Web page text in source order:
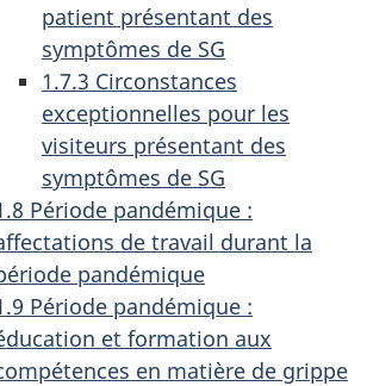
patient présentant des
symptômes de SG
1.7.3 Circonstances
exceptionnelles pour les
visiteurs présentant des
symptômes de SG
Période pandémique :
de travail durant la
pandémique
Période pandémique :
et formation aux
en matière de grippe